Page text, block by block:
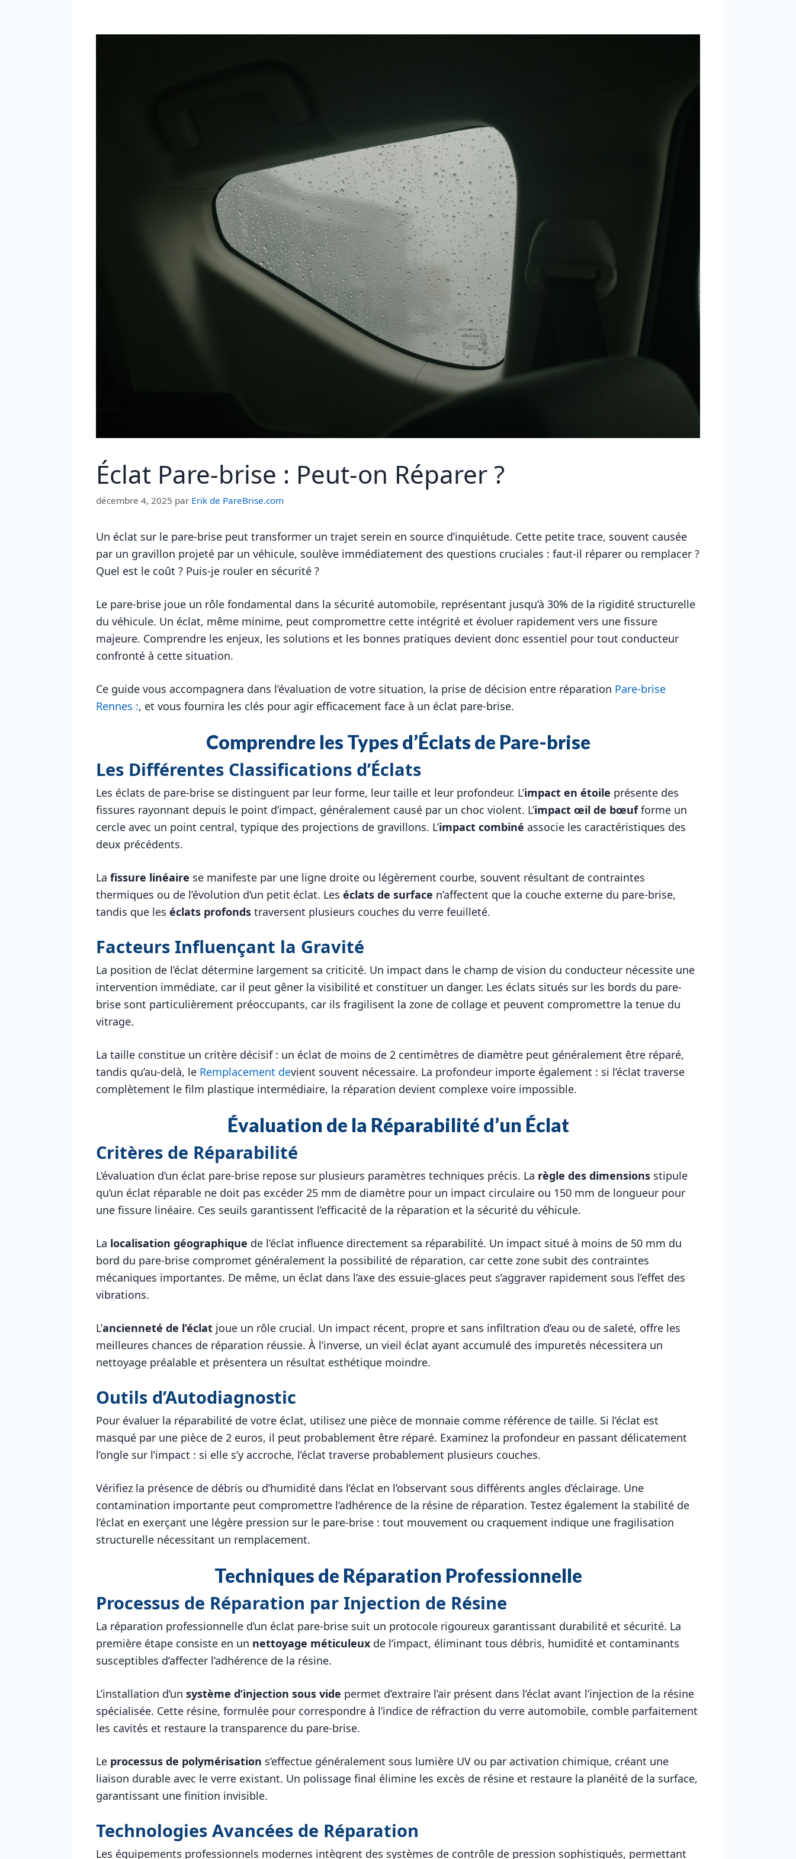
Éclat Pare-brise : Peut-on Réparer ?
décembre 4, 2025 par Erik de PareBrise.com
Un éclat sur le pare-brise peut transformer un trajet serein en source d’inquiétude. Cette petite trace, souvent causée
par un gravillon projeté par un véhicule, soulève immédiatement des questions cruciales : faut-il réparer ou remplacer ?
Quel est le coût ? Puis-je rouler en sécurité ?
Le pare-brise joue un rôle fondamental dans la sécurité automobile, représentant jusqu’à 30% de la rigidité structurelle
du véhicule. Un éclat, même minime, peut compromettre cette intégrité et évoluer rapidement vers une fissure
majeure. Comprendre les enjeux, les solutions et les bonnes pratiques devient donc essentiel pour tout conducteur
confronté à cette situation.
Ce guide vous accompagnera dans l’évaluation de votre situation, la prise de décision entre réparation Pare-brise
Rennes :, et vous fournira les clés pour agir efficacement face à un éclat pare-brise.
Comprendre les Types d’Éclats de Pare-brise
Les Différentes Classifications d’Éclats
Les éclats de pare-brise se distinguent par leur forme, leur taille et leur profondeur. L’impact en étoile présente des
fissures rayonnant depuis le point d’impact, généralement causé par un choc violent. L’impact œil de bœufforme un
cercle avec un point central, typique des projections de gravillons. L’impact combiné associe les caractéristiques des
deux précédents.
La fissure linéaire se manifeste par une ligne droite ou légèrement courbe, souvent résultant de contraintes
thermiques ou de l’évolution d’un petit éclat. Les éclats de surface n’affectent que la couche externe du pare-brise,
tandis que les éclats profonds traversent plusieurs couches du verre feuilleté.
Facteurs Influençant la Gravité
La position de l’éclat détermine largement sa criticité. Un impact dans le champ de vision du conducteur nécessite une
intervention immédiate, car il peut gêner la visibilité et constituer un danger. Les éclats situés sur les bords du pare-
brise sont particulièrement préoccupants, car ils fragilisent la zone de collage et peuvent compromettre la tenue du
vitrage.
La taille constitue un critère décisif : un éclat de moins de 2 centimètres de diamètre peut généralement être réparé,
tandis qu’au-delà, le Remplacement devient souvent nécessaire. La profondeur importe également : si l’éclat traverse
complètement le film plastique intermédiaire, la réparation devient complexe voire impossible.
Évaluation de la Réparabilité d’un Éclat
Critères de Réparabilité
L’évaluation d’un éclat pare-brise repose sur plusieurs paramètres techniques précis. La règle des dimensions stipule
qu’un éclat réparable ne doit pas excéder 25 mm de diamètre pour un impact circulaire ou 150 mm de longueur pour
une fissure linéaire. Ces seuils garantissent l’efficacité de la réparation et la sécurité du véhicule.
La localisation géographique de l’éclat influence directement sa réparabilité. Un impact situé à moins de 50 mm du
bord du pare-brise compromet généralement la possibilité de réparation, car cette zone subit des contraintes
mécaniques importantes. De même, un éclat dans l’axe des essuie-glaces peut s’aggraver rapidement sous l’effet des
vibrations.
L’ancienneté de l’éclat joue un rôle crucial. Un impact récent, propre et sans infiltration d’eau ou de saleté, offre les
meilleures chances de réparation réussie. À l’inverse, un vieil éclat ayant accumulé des impuretés nécessitera un
nettoyage préalable et présentera un résultat esthétique moindre.
Outils d’Autodiagnostic
Pour évaluer la réparabilité de votre éclat, utilisez une pièce de monnaie comme référence de taille. Si l’éclat est
masqué par une pièce de 2 euros, il peut probablement être réparé. Examinez la profondeur en passant délicatement
l’ongle sur l’impact : si elle s’y accroche, l’éclat traverse probablement plusieurs couches.
Vérifiez la présence de débris ou d’humidité dans l’éclat en l’observant sous différents angles d’éclairage. Une
contamination importante peut compromettre l’adhérence de la résine de réparation. Testez également la stabilité de
l’éclat en exerçant une légère pression sur le pare-brise : tout mouvement ou craquement indique une fragilisation
structurelle nécessitant un remplacement.
Techniques de Réparation Professionnelle
Processus de Réparation par Injection de Résine
La réparation professionnelle d’un éclat pare-brise suit un protocole rigoureux garantissant durabilité et sécurité. La
première étape consiste en un nettoyage méticuleux de l’impact, éliminant tous débris, humidité et contaminants
susceptibles d’affecter l’adhérence de la résine.
L’installation d’un système d’injection sous vide permet d’extraire l’air présent dans l’éclat avant l’injection de la résine
spécialisée. Cette résine, formulée pour correspondre à l’indice de réfraction du verre automobile, comble parfaitement
les cavités et restaure la transparence du pare-brise.
Le processus de polymérisation s’effectue généralement sous lumière UV ou par activation chimique, créant une
liaison durable avec le verre existant. Un polissage final élimine les excès de résine et restaure la planéité de la surface,
garantissant une finition invisible.
Technologies Avancées de Réparation
Les équipements professionnels modernes intègrent des systèmes de contrôle de pression sophistiqués, permettant